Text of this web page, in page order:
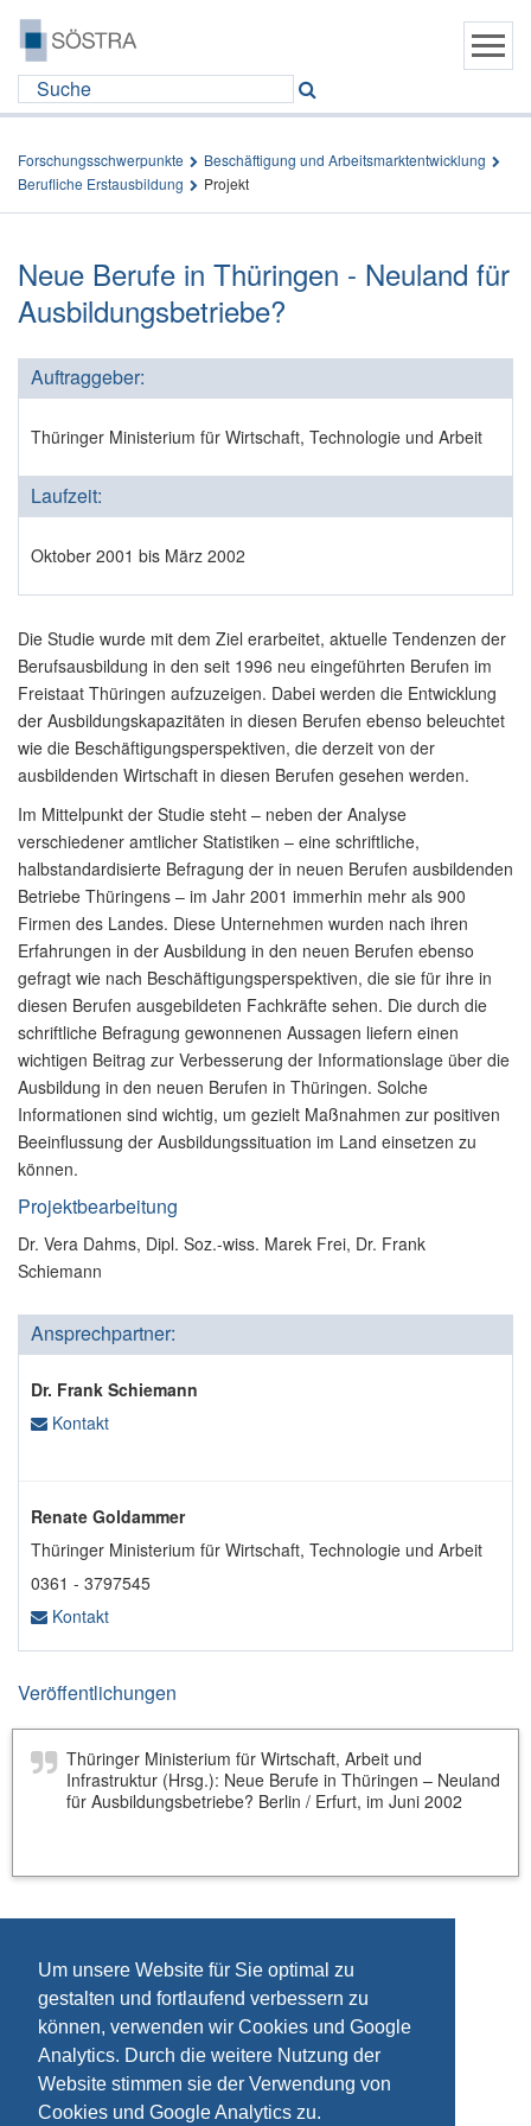
Um unsere Website für Sie optimal zu
gestalten und fortlaufend verbessern zu
können, verwenden wir Cookies und Google
Analytics. Durch die weitere Nutzung der
Website stimmen sie der Verwendung von
Cookies und Google Analytics zu.
Forschungsschwerpunkte
Beschäftigung und Arbeitsmarktentwicklung
Berufliche Erstausbildung
Projekt
Neue Berufe in Thüringen - Neuland für
Ausbildungsbetriebe?
Auftraggeber:
Thüringer Ministerium für Wirtschaft, Technologie und Arbeit
Laufzeit:
Oktober 2001 bis März 2002
Die Studie wurde mit dem Ziel erarbeitet, aktuelle Tendenzen der
Berufsausbildung in den seit 1996 neu eingeführten Berufen im
Freistaat Thüringen aufzuzeigen. Dabei werden die Entwicklung
der Ausbildungskapazitäten in diesen Berufen ebenso beleuchtet
wie die Beschäftigungsperspektiven, die derzeit von der
ausbildenden Wirtschaft in diesen Berufen gesehen werden.
Im Mittelpunkt der Studie steht – neben der Analyse
verschiedener amtlicher Statistiken – eine schriftliche,
halbstandardisierte Befragung der in neuen Berufen ausbildenden
Betriebe Thüringens – im Jahr 2001 immerhin mehr als 900
Firmen des Landes. Diese Unternehmen wurden nach ihren
Erfahrungen in der Ausbildung in den neuen Berufen ebenso
gefragt wie nach Beschäftigungsperspektiven, die sie für ihre in
diesen Berufen ausgebildeten Fachkräfte sehen. Die durch die
schriftliche Befragung gewonnenen Aussagen liefern einen
wichtigen Beitrag zur Verbesserung der Informationslage über die
Ausbildung in den neuen Berufen in Thüringen. Solche
Informationen sind wichtig, um gezielt Maßnahmen zur positiven
Beeinflussung der Ausbildungssituation im Land einsetzen zu
können.
Projektbearbeitung
Dr. Vera Dahms, Dipl. Soz.-wiss. Marek Frei, Dr. Frank
Schiemann
Ansprechpartner:
Dr. Frank Schiemann
Kontakt
Renate Goldammer
Thüringer Ministerium für Wirtschaft, Technologie und Arbeit
0361 - 3797545
Kontakt
Veröffentlichungen
Thüringer Ministerium für Wirtschaft, Arbeit und
Infrastruktur (Hrsg.): Neue Berufe in Thüringen – Neuland
für Ausbildungsbetriebe? Berlin / Erfurt, im Juni 2002